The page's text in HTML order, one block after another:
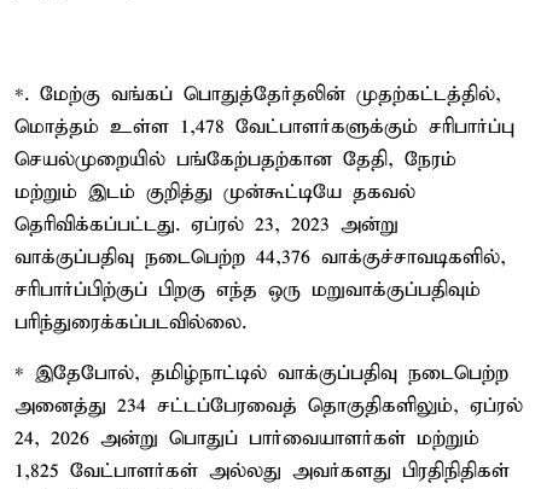
*. மேற்கு வங்கப் பொதுத்தேர்தலின் முதற்கட்டத்தில்,
மொத்தம் உள்ள 1,478 வேட்பாளர்களுக்கும் சரிபார்ப்பு
செயல்முறையில் பங்கேற்பதற்கான தேதி, நேரம்
மற்றும் இடம் குறித்து முன்கூட்டியே தகவல்
தெரிவிக்கப்பட்டது. ஏப்ரல் 23, 2023 அன்று
வாக்குப்பதிவு நடைபெற்ற 44,376 வாக்குச்சாவடிகளில்,
சரிபார்ப்பிற்குப் பிறகு எந்த ஒரு மறுவாக்குப்பதிவும்
பரிந்துரைக்கப்படவில்லை.
* இதேபோல், தமிழ்நாட்டில் வாக்குப்பதிவு நடைபெற்ற
அனைத்து 234 சட்டப்பேரவைத் தொகுதிகளிலும், ஏப்ரல்
24, 2026 அன்று பொதுப் பார்வையாளர்கள் மற்றும்
1,825 வேட்பாளர்கள் அல்லது அவர்களது பிரதிநிதிகள்